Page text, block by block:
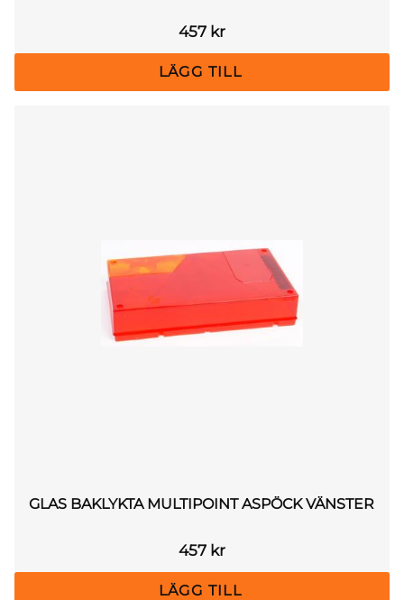
457 kr
GLAS BAKLYKTA MULTIPOINT ASPÖCK VÄNSTER
457 kr